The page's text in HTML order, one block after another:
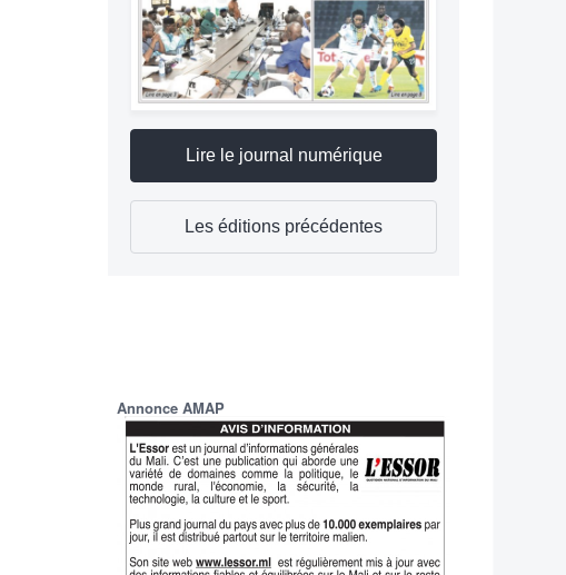
Lire le journal numérique
Les éditions précédentes
Annonce AMAP